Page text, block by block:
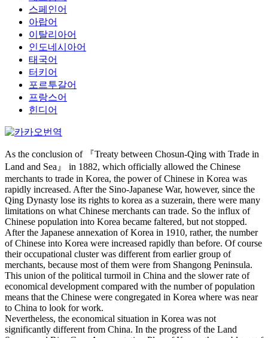
스페인어
아랍어
이탈리아어
인도네시아어
태국어
터키어
포르투갈어
프랑스어
힌디어
As the conclusion of 『Treaty between Chosun-Qing with Trade in
Land and Sea』 in 1882, which officially allowed the Chinese
merchants to trade in Korea, the power of Chinese in Korea was
rapidly increased. After the Sino-Japanese War, however, since the
Qing Dynasty lose its rights to korea as a suzerain, there were many
limitations on what Chinese merchants can trade. So the influx of
Chinese population into Korea became faltered, but not stopped.
After the Japanese annexation of Korea in 1910, rather, the number
of Chinese into Korea were increased rapidly than before. Of course
their occupational cluster was different from earlier group of
merchants, because most of them were from Shangong Peninsula.
This union of the political turmoil in China and the slower rate of
economical development compared with the number of population
means that the Chinese were congregated in Korea where was near
to China to look for work.
Nevertheless, the economical situation in Korea was not
significantly different from China. In the progress of the Land